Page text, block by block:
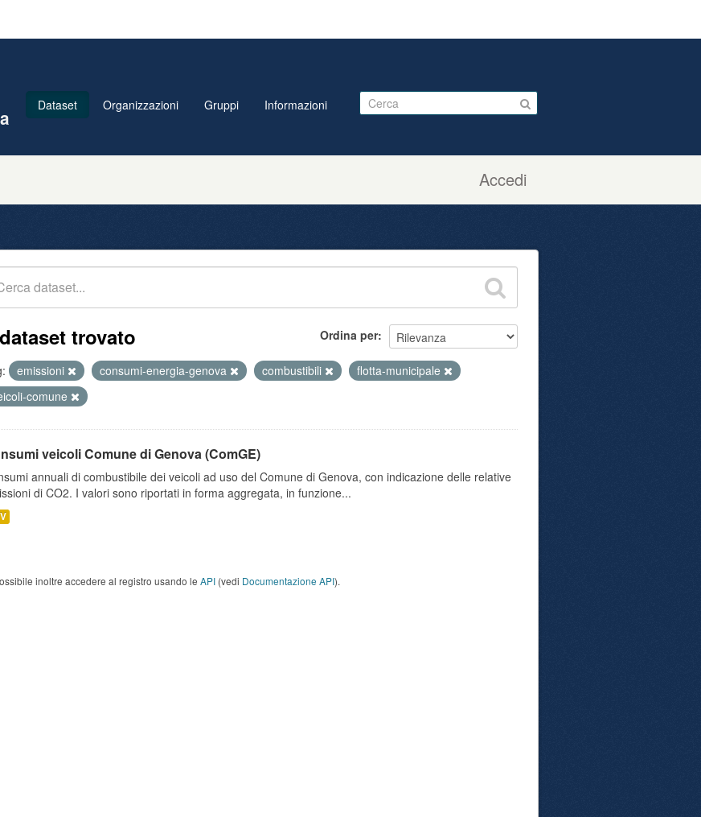
Accedi
Dataset Organizzazioni Gruppi Informazioni
Ordina per
trovato
emissioni consumi-energia-genova combustibili
flotta-municipale
comune
veicoli Comune di Genova (ComGE)
annuali di combustibile dei veicoli ad uso del Comune di Genova, con indicazione delle relative
di CO2. I valori sono riportati in forma aggregata, in funzione...
inoltre accedere al registro usando le API (vedi Documentazione API).